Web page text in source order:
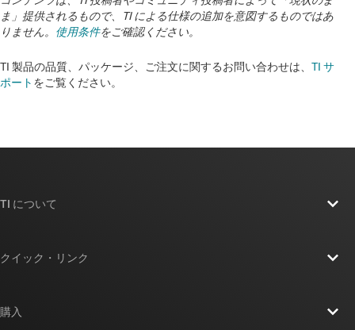
ま」提供されるもので、TI による仕様の追加を意図するものではあ
りません。 使用条件をご確認ください。
TI 製品の品質、パッケージ、ご注文に関するお問い合わせは、 TI サ
ポート をご覧ください。
TI について
クイック・リンク
購入